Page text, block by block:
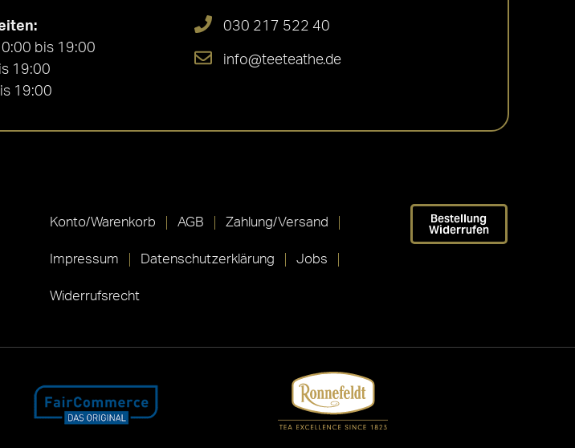
bis 19:00
19:00
19:00
030 217 522 40
info@teeteathe.de
Konto/Warenkorb AGB Zahlung/Versand
Impressum Datenschutzerklärung Jobs
Widerrufsrecht
Bestellung
Widerrufen